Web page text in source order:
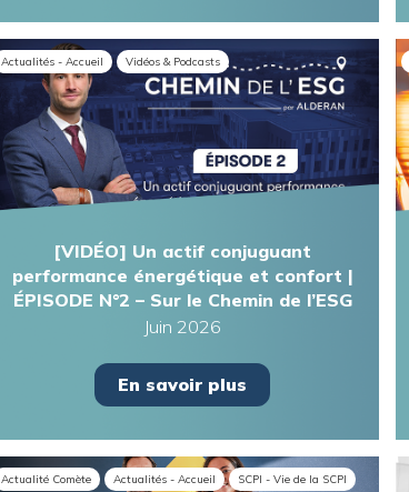
Actualités - Accueil Vidéos & Podcasts
[VIDÉO] Un actif conjuguant
performance énergétique et confort |
ÉPISODE N°2 – Sur le Chemin de l’ESG
Juin 2026
En savoir plus
Actualité Comète Actualités - Accueil SCPI - Vie de la SCPI